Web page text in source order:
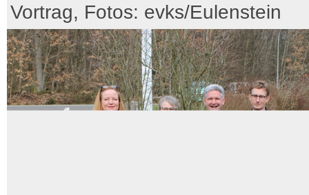
Vortrag, Fotos: evks/Eulenstein